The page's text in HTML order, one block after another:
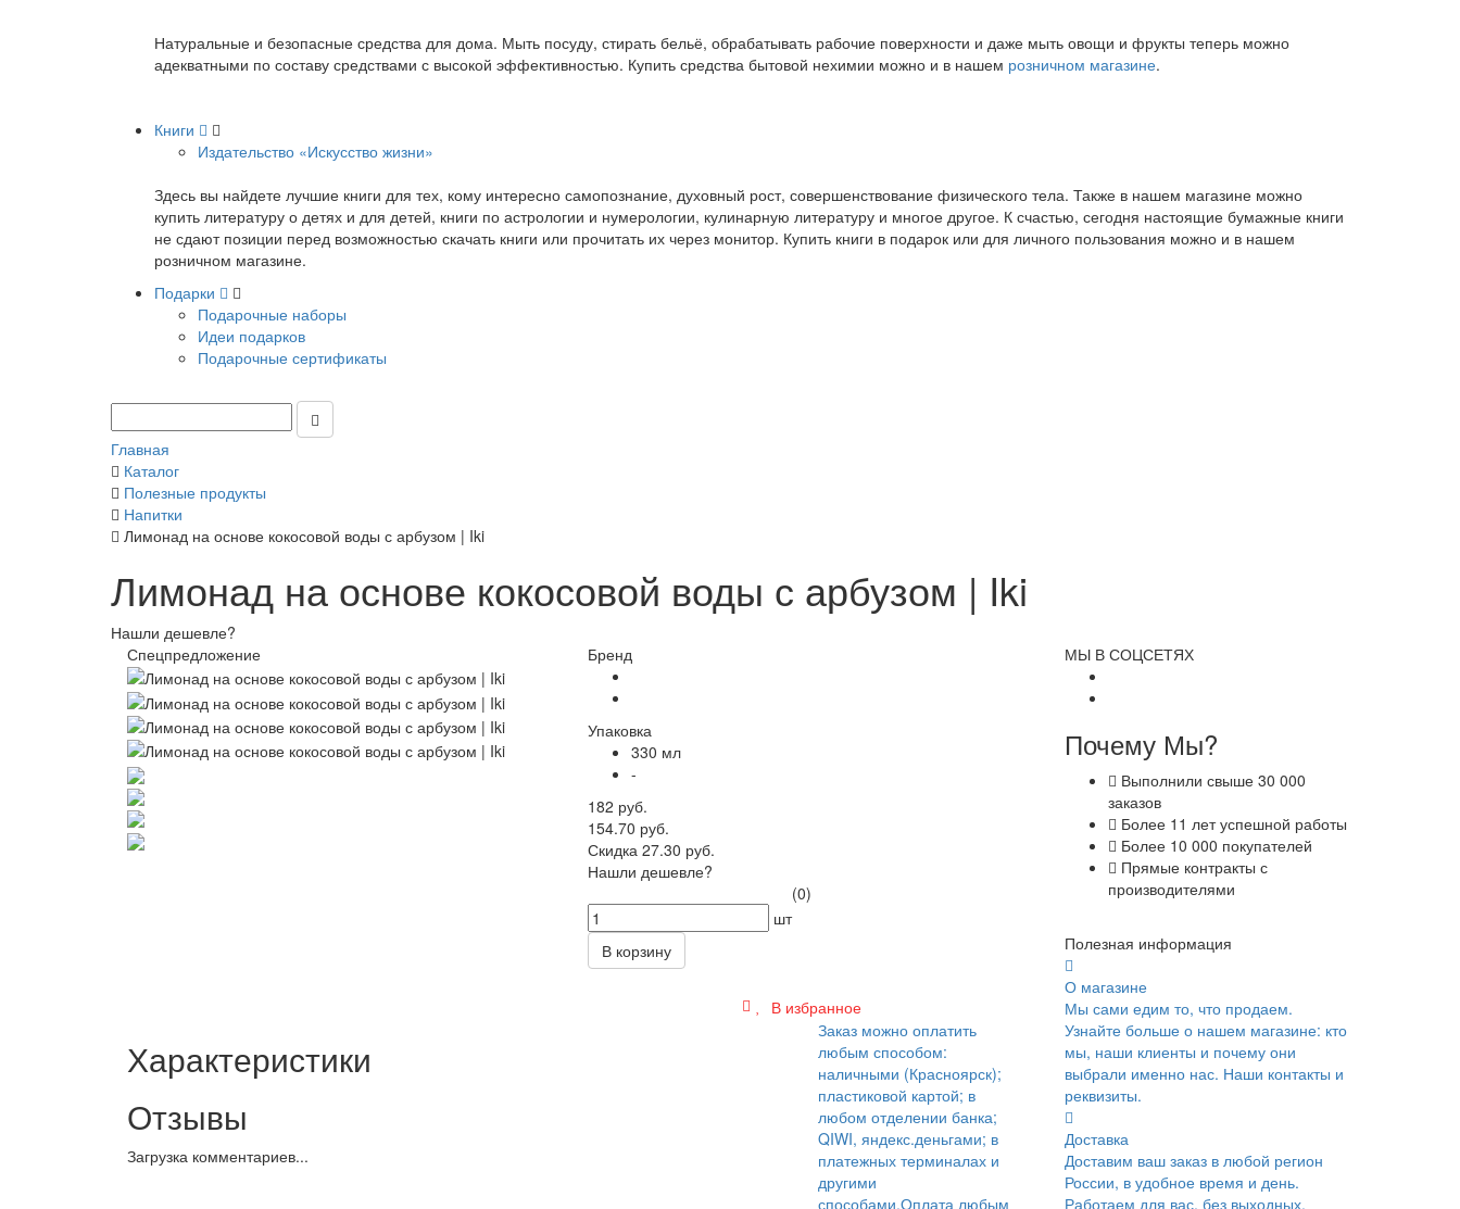
Натуральные и безопасные средства для дома. Мыть посуду, стирать бельё, обрабатывать рабочие поверхности и даже мыть овощи и фрукты теперь можно
адекватными по составу средствами с высокой эффективностью. Купить средства бытовой нехимии можно и в нашем розничном магазине.
Книги
Издательство «Искусство жизни»
Здесь вы найдете лучшие книги для тех, кому интересно самопознание, духовный рост, совершенствование физического тела. Также в нашем магазине можно
купить литературу о детях и для детей, книги по астрологии и нумерологии, кулинарную литературу и многое другое. К счастью, сегодня настоящие бумажные книги
не сдают позиции перед возможностью скачать книги или прочитать их через монитор. Купить книги в подарок или для личного пользования можно и в нашем
розничном магазине.
Подарки
Подарочные наборы
Идеи подарков
Подарочные сертификаты
Главная
Каталог
Полезные продукты
Напитки
Лимонад на основе кокосовой воды с арбузом | Iki
Лимонад на основе кокосовой воды с арбузом | Iki
Нашли дешевле?
Спецпредложение
Бренд
Упаковка
330 мл
-
182 руб.
154.70 руб.
Скидка 27.30 руб.
Нашли дешевле?
(0)
шт
В корзину
В избранное
Характеристики
Отзывы
Загрузка комментариев...
Заказ можно оплатить
любым способом:
наличными (Красноярск);
пластиковой картой; в
любом отделении банка;
QIWI, яндекс.деньгами; в
платежных терминалах и
другими
способами.Оплата любым
МЫ В СОЦСЕТЯХ
Почему Мы?
Выполнили свыше 30 000
заказов
Более 11 лет успешной работы
Более 10 000 покупателей
Прямые контракты с
производителями
Полезная информация
О магазине
Мы сами едим то, что продаем.
Узнайте больше о нашем магазине: кто
мы, наши клиенты и почему они
выбрали именно нас. Наши контакты и
реквизиты.
Доставка
Доставим ваш заказ в любой регион
России, в удобное время и день.
Работаем для вас, без выходных.